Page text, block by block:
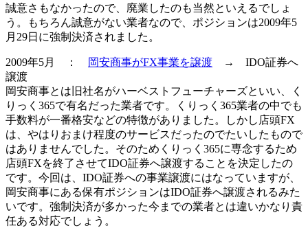
誠意さもなかったので、廃業したのも当然といえるでしょ
う。もちろん誠意がない業者なので、ポジションは2009年5
月29日に強制決済されました。
2009年5月 ： 岡安商事がFX事業を譲渡 → IDO証券へ
譲渡
岡安商事とは旧社名がハーベストフューチャーズといい、く
りっく365で有名だった業者です。くりっく365業者の中でも
手数料が一番格安などの特徴がありました。しかし店頭FX
は、やはりおまけ程度のサービスだったのでたいしたもので
はありませんでした。そのためくりっく365に専念するため
店頭FXを終了させてIDO証券へ譲渡することを決定したの
です。今回は、IDO証券への事業譲渡にはなっていますが、
岡安商事にある保有ポジションはIDO証券へ譲渡されるみた
いです。強制決済が多かった今までの業者とは違いかなり責
任ある対応でしょう。